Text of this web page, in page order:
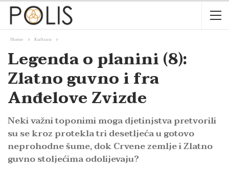
Home Kultura
Legenda o planini (8):
Zlatno guvno i fra
Anđelove Zvizde
Neki važni toponimi moga djetinjstva pretvorili
su se kroz protekla tri desetljeća u gotovo
neprohodne šume, dok Crvene zemlje i Zlatno
guvno stoljećima odolijevaju?